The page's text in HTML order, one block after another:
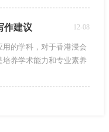
作建议 12-08
的学科，对于香港浸会
养学术能力和专业素养